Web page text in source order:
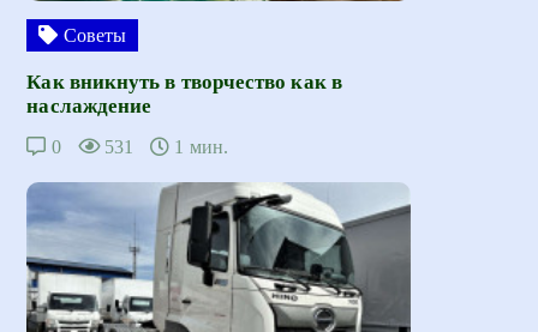
Советы
Как вникнуть в творчество как в
наслаждение
0 531 1 мин.